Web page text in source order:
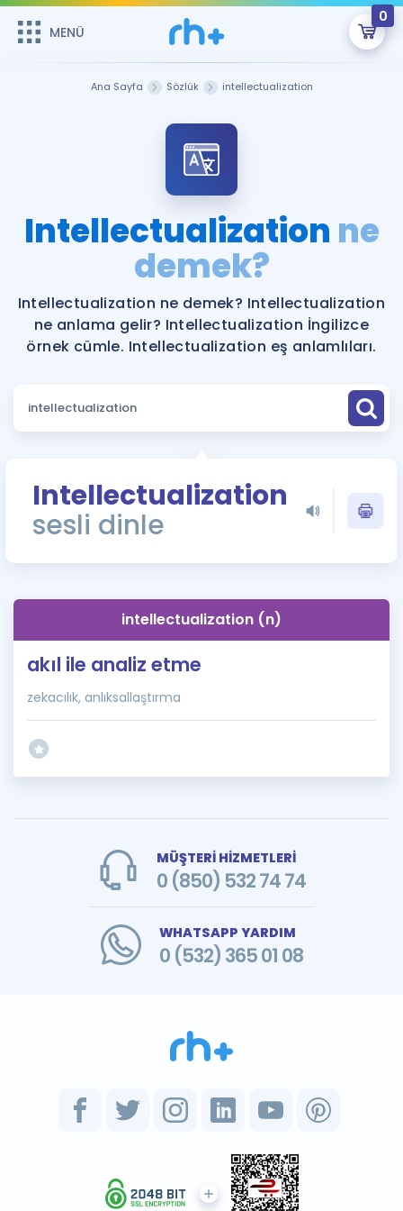
MENÜ
0
Şifremi Hatırlamıyorum
Sepetin Şu An Boş.
Remzi Hoca ile seni sınava hazırlayacak onlarca eğitim seni
bekliyor!
MENÜ
Katılımcı Görüşleri
Faydalı Araçlar
Ücretsiz Kaynaklar
ÖSYM Sınav Takvimi
Kampanyalar
İngilizce Gramer
Blog
İngilizce Gramer
Ana Sayfa Sözlük intellectualization
Intellectualization ne
demek?
Intellectualization ne demek? Intellectualization
ne anlama gelir? Intellectualization İngilizce
örnek cümle. Intellectualization eş anlamlıları.
Intellectualization
sesli dinle
intellectualization (n)
akıl ile analiz etme
zekacılık, anlıksallaştırma
MÜŞTERİ HİZMETLERİ
0 (850) 532 74 74
WHATSAPP YARDIM
0 (532) 365 01 08